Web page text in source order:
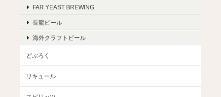
FAR YEAST BREWING
長龍ビール
海外クラフトビール
どぶろく
リキュール